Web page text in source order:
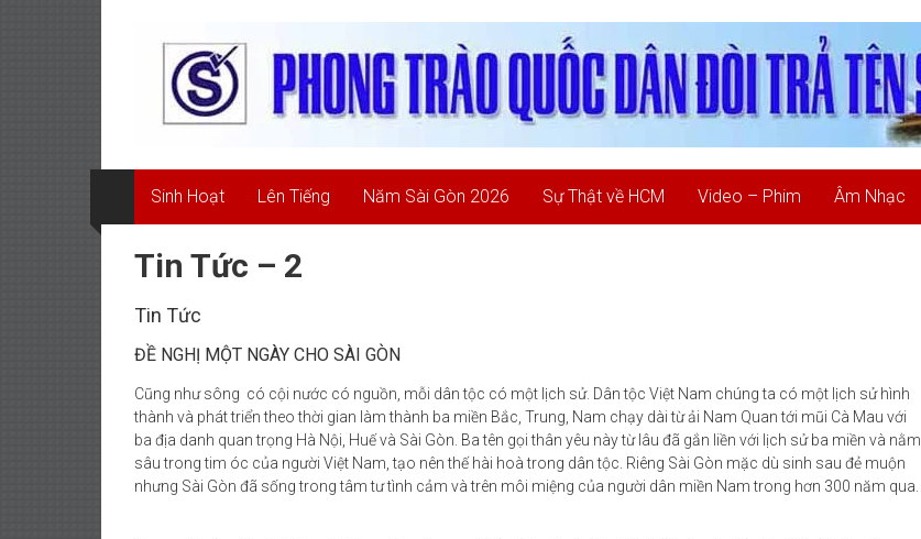
Phong
Trào
Quốc
Dân
Đòi
Trả
Tên
Sài
Gòn
PHONG
TRÀO
QUỐC
Sinh Hoạt Lên Tiếng Năm Sài Gòn 2026 Sự Thật về HCM Video – Phim Âm Nhạc
Tin Tức – 2
Tin Tức
ĐỀ NGHỊ MỘT NGÀY CHO SÀI GÒN
Cũng như sông có cội nước có nguồn, mỗi dân tộc có một lịch sử. Dân tộc Việt Nam chúng ta có một lịch sử hình
thành và phát triển theo thời gian làm thành ba miền Bắc, Trung, Nam chạy dài từ ải Nam Quan tới mũi Cà Mau với
ba địa danh quan trọng Hà Nội, Huế và Sài Gòn. Ba tên gọi thân yêu này từ lâu đã gắn liền với lịch sử ba miền và nằm
sâu trong tim óc của người Việt Nam, tạo nên thế hài hoà trong dân tộc. Riêng Sài Gòn mặc dù sinh sau đẻ muộn
nhưng Sài Gòn đã sống trong tâm tư tình cảm và trên môi miệng của người dân miền Nam trong hơn 300 năm qua.